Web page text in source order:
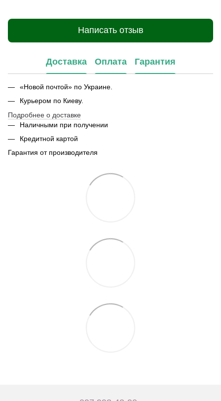
Написать отзыв
Доставка Оплата Гарантия
«Новой почтой» по Украине.
Курьером по Киеву.
Подробнее о доставке
Наличными при получении
Кредитной картой
Гарантия от производителя